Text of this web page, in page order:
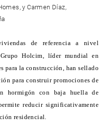
de referencia a nivel
Holcim, líder mundial en
para la construcción, han sellado
para construir promociones de
hormigón con baja huella de
reducir significativamente
residencial.